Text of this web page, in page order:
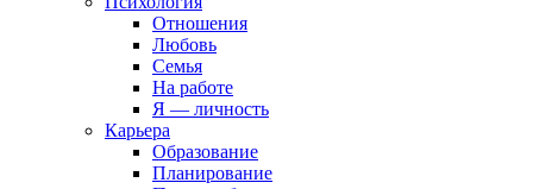
Отношения
Любовь
Семья
На работе
Я — личность
Карьера
Образование
Планирование